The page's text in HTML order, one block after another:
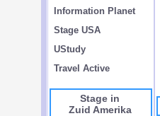
Information Planet
Stage USA
UStudy
Travel Active
Stage in
Zuid Amerika